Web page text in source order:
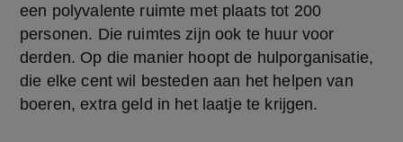
een polyvalente ruimte met plaats tot 200
personen. Die ruimtes zijn ook te huur voor
derden. Op die manier hoopt de hulporganisatie,
die elke cent wil besteden aan het helpen van
boeren, extra geld in het laatje te krijgen.